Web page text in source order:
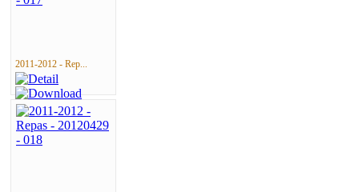
2011-2012 - Rep...